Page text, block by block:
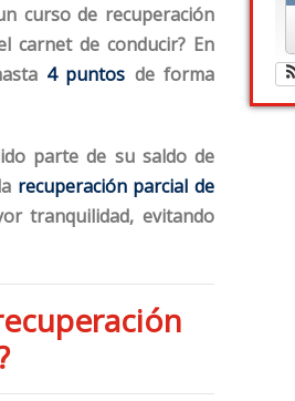
curso de recuperación
carnet de conducir? En
4 puntos de forma
parte de su saldo de
recuperación parcial de
tranquilidad, evitando